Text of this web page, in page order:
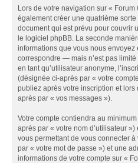
Lors de votre navigation sur «
également créer une quatrième
document qui est prévu pour couvrir
le logiciel phpBB. La seconde
informations que vous nous
correspondre — mais n’est pas
en tant qu’utilisateur anonyme,
(désignée ci-après par « votre
publiez après votre inscription et
après par « vos messages »).
Votre compte contiendra au
après par « votre nom d’utilisateur
vous permettant de vous connecter
par « votre mot de passe ») et une
informations de votre compte sur «